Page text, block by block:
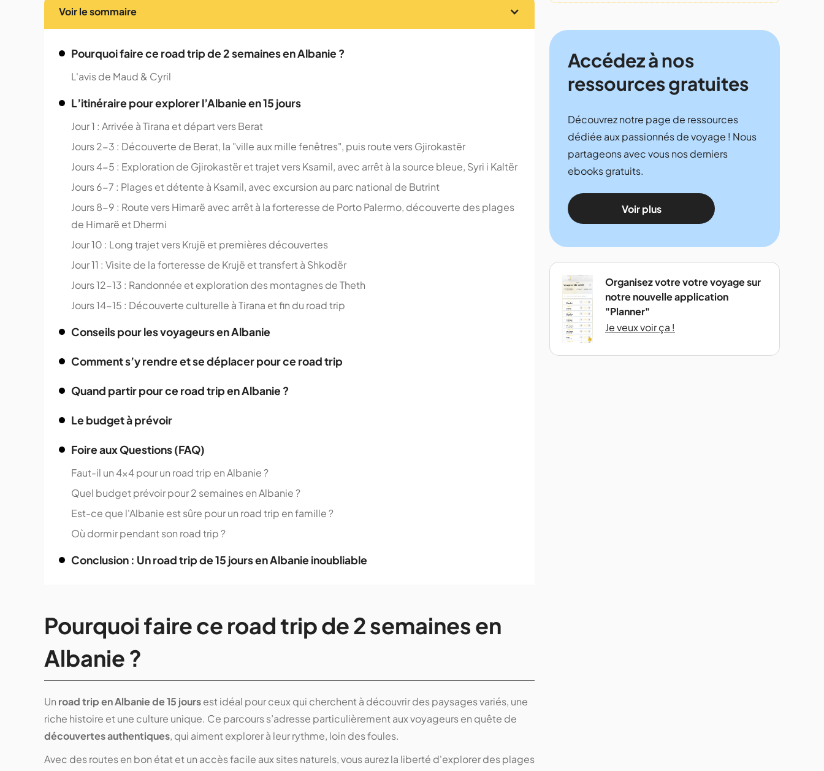
Voir le sommaire
Pourquoi faire ce road trip de 2 semaines en Albanie ?
L'avis de Maud & Cyril
L’itinéraire pour explorer l’Albanie en 15 jours
Jour 1 : Arrivée à Tirana et départ vers Berat
Jours 2-3 : Découverte de Berat, la "ville aux mille fenêtres", puis route vers Gjirokastër
Jours 4-5 : Exploration de Gjirokastër et trajet vers Ksamil, avec arrêt à la source bleue, Syri i Kaltër
Jours 6-7 : Plages et détente à Ksamil, avec excursion au parc national de Butrint
Jours 8-9 : Route vers Himarë avec arrêt à la forteresse de Porto Palermo, découverte des plages
de Himarë et Dhermi
Jour 10 : Long trajet vers Krujë et premières découvertes
Jour 11 : Visite de la forteresse de Krujë et transfert à Shkodër
Jours 12-13 : Randonnée et exploration des montagnes de Theth
Jours 14-15 : Découverte culturelle à Tirana et fin du road trip
Conseils pour les voyageurs en Albanie
Comment s’y rendre et se déplacer pour ce road trip
Quand partir pour ce road trip en Albanie ?
Le budget à prévoir
Foire aux Questions (FAQ)
Faut-il un 4x4 pour un road trip en Albanie ?
Quel budget prévoir pour 2 semaines en Albanie ?
Est-ce que l'Albanie est sûre pour un road trip en famille ?
Où dormir pendant son road trip ?
Conclusion : Un road trip de 15 jours en Albanie inoubliable
Pourquoi faire ce road trip de 2 semaines en
Albanie ?
Un road trip en Albanie de 15 joursest idéal pour ceux qui cherchent à découvrir des paysages variés, une
riche histoire et une culture unique. Ce parcours s’adresse particulièrement aux voyageurs en quête de
découvertes authentiques, qui aiment explorer à leur rythme, loin des foules.
Avec des routes en bon état et un accès facile aux sites naturels, vous aurez la liberté d'explorer des plages
Accédez à nos
ressources gratuites
Découvrez notre page de ressources
dédiée aux passionnés de voyage ! Nous
partageons avec vous nos derniers
ebooks gratuits.
Voir plus
Organisez votre votre voyage sur
notre nouvelle application
"Planner"
Je veux voir ça !